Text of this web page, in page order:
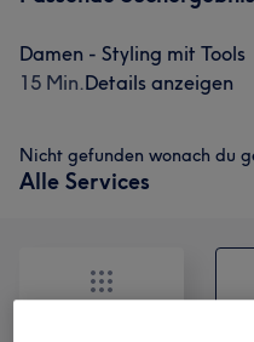
Damen - Styling mit Tools
15 Min.Details anzeigen
Nicht gefunden wonach du
Alle Services